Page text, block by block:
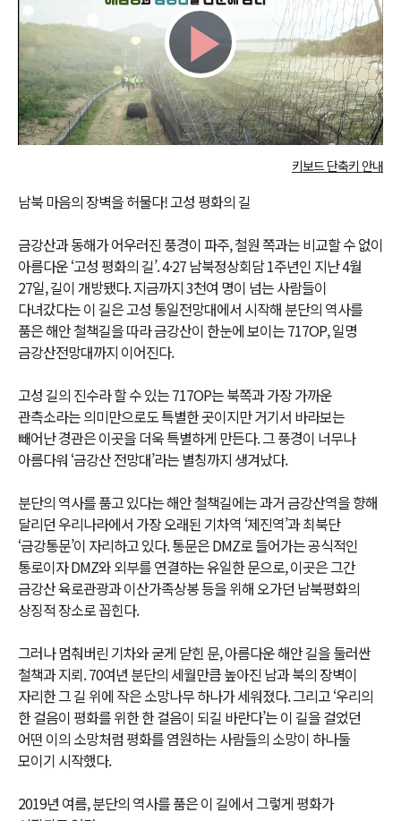
Play
Video키보드 단축키 안내
남북 마음의 장벽을 허물다! 고성 평화의 길
금강산과 동해가 어우러진 풍경이 파주, 철원 쪽과는 비교할 수 없이
아름다운 ‘고성 평화의 길’. 4·27 남북정상회담 1주년인 지난 4월
27일, 길이 개방됐다. 지금까지 3천여 명이 넘는 사람들이
다녀갔다는 이 길은 고성 통일전망대에서 시작해 분단의 역사를
품은 해안 철책길을 따라 금강산이 한눈에 보이는 717OP, 일명
금강산전망대까지 이어진다.
고성 길의 진수라 할 수 있는 717OP는 북쪽과 가장 가까운
관측소라는 의미만으로도 특별한 곳이지만 거기서 바라보는
빼어난 경관은 이곳을 더욱 특별하게 만든다. 그 풍경이 너무나
아름다워 ‘금강산 전망대’라는 별칭까지 생겨났다.
분단의 역사를 품고 있다는 해안 철책길에는 과거 금강산역을 향해
달리던 우리나라에서 가장 오래된 기차역 ‘제진역’과 최북단
‘금강통문’이 자리하고 있다. 통문은 DMZ로 들어가는 공식적인
통로이자 DMZ와 외부를 연결하는 유일한 문으로, 이곳은 그간
금강산 육로관광과 이산가족상봉 등을 위해 오가던 남북평화의
상징적 장소로 꼽힌다.
그러나 멈춰버린 기차와 굳게 닫힌 문, 아름다운 해안 길을 둘러싼
철책과 지뢰. 70여년 분단의 세월만큼 높아진 남과 북의 장벽이
자리한 그 길 위에 작은 소망나무 하나가 세워졌다. 그리고 ‘우리의
한 걸음이 평화를 위한 한 걸음이 되길 바란다’는 이 길을 걸었던
어떤 이의 소망처럼 평화를 염원하는 사람들의 소망이 하나둘
모이기 시작했다.
2019년 여름, 분단의 역사를 품은 이 길에서 그렇게 평화가